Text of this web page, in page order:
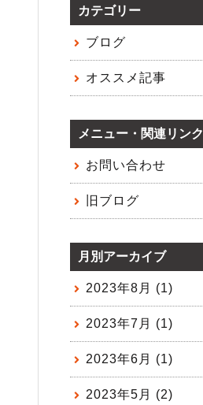
カテゴリー
ブログ
オススメ記事
メニュー・関連リンク
お問い合わせ
旧ブログ
月別アーカイブ
2023年8月 (1)
2023年7月 (1)
2023年6月 (1)
2023年5月 (2)